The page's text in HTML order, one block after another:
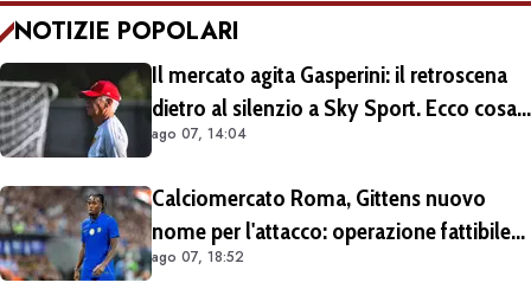
NOTIZIE POPOLARI
Il mercato agita Gasperini: il retroscena
dietro al silenzio a Sky Sport. Ecco cosa
è emerso dal meeting con la proprietà
ago 07, 14:04
Calciomercato Roma, Gittens nuovo
nome per l'attacco: operazione fattibile
solo in prestito
ago 07, 18:52